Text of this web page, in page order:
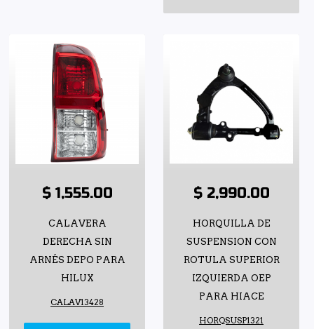
$ 1,555.00
CALAVERA
DERECHA SIN
ARNÉS DEPO PARA
HILUX
CALAV13428
$ 2,990.00
HORQUILLA DE
SUSPENSION CON
ROTULA SUPERIOR
IZQUIERDA OEP
PARA HIACE
HORQSUSP1321